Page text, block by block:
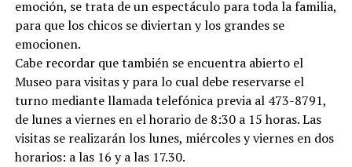
emoción, se trata de un espectáculo para toda la familia,
para que los chicos se diviertan y los grandes se
emocionen.
Cabe recordar que también se encuentra abierto el
Museo para visitas y para lo cual debe reservarse el
turno mediante llamada telefónica previa al 473-8791,
de lunes a viernes en el horario de 8:30 a 15 horas. Las
visitas se realizarán los lunes, miércoles y viernes en dos
horarios: a las 16 y a las 17.30.